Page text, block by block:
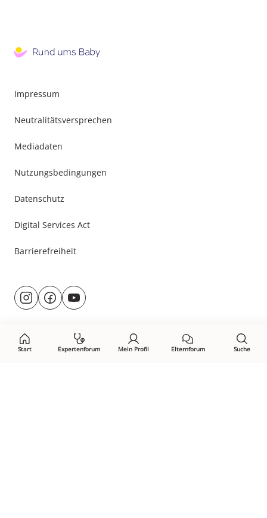
Start Expertenforum Mein Profil Elternforum Suche
Impressum
Neutralitätsversprechen
Mediadaten
Nutzungsbedingungen
Datenschutz
Digital Services Act
Barrierefreiheit
Besuche
uns@rund.ums.baby
facebook.com/rundumsbaby.de
youtube.com/@rundumsbaby_